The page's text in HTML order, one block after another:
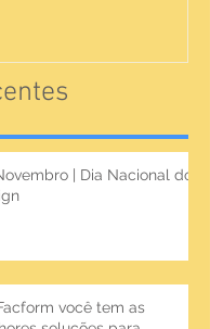
| Dia Nacional do
você tem as